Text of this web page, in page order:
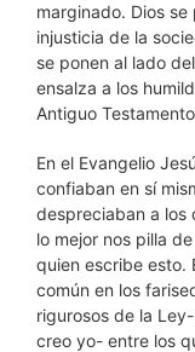
marginado. Dios
injusticia de la
se ponen al lado
ensalza a los
Antiguo
En el Evangelio
confiaban en sí
despreciaban a los
lo mejor nos pilla
quien escribe esto.
común en los
rigurosos de la
creo yo- entre los